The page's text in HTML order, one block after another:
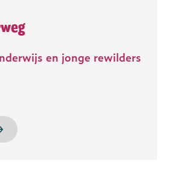
en jonge rewilders